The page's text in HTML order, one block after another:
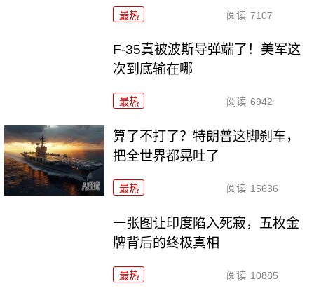
最热 阅读 7107
F-35真被波斯导弹端了！美军这
次到底输在哪
最热 阅读 6942
算了不打了？特朗普这脚刹车，
把全世界都晃吐了
最热 阅读 15636
一张图让印度陷入死寂，五枚金
牌背后的终极真相
最热 阅读 10885